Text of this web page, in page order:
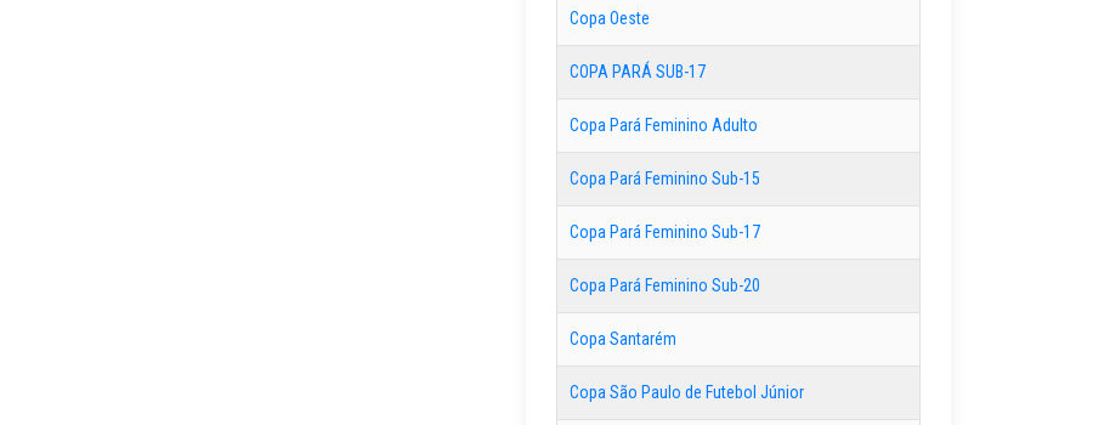
Copa Oeste
COPA PARÁ SUB-17
Copa Pará Feminino Adulto
Copa Pará Feminino Sub-15
Copa Pará Feminino Sub-17
Copa Pará Feminino Sub-20
Copa Santarém
Copa São Paulo de Futebol Júnior